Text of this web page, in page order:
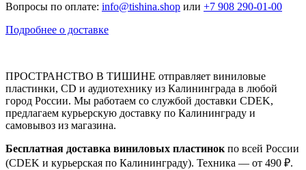
Вопросы по оплате: info@tishina.shop или +7 908 290-01-00
Подробнее о доставке
ПРОСТРАНСТВО В ТИШИНЕ отправляет виниловые
пластинки, CD и аудиотехнику из Калининграда в любой
город России. Мы работаем со службой доставки CDEK,
предлагаем курьерскую доставку по Калининграду и
самовывоз из магазина.
Бесплатная доставка виниловых пластинок по всей России
(CDEK и курьерская по Калининграду). Техника — от 490 ₽.